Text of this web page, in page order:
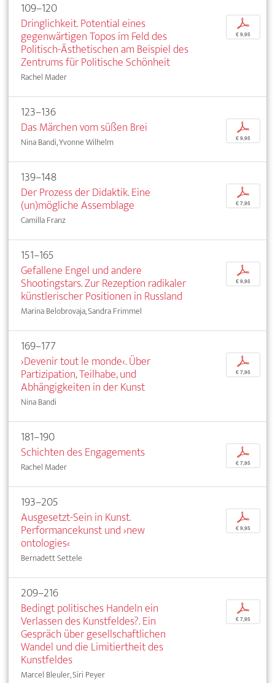
109–120
Dringlichkeit. Potential eines
gegenwärtigen Topos im Feld des
Politisch-Ästhetischen am Beispiel des
Zentrums für Politische Schönheit
Rachel Mader
p
€ 9,95
123–136
Das Märchen vom süßen Brei
Nina Bandi, Yvonne Wilhelm
p
€ 9,95
139–148
Der Prozess der Didaktik. Eine
(un)mögliche Assemblage
Camilla Franz
p
€ 7,95
151–165
Gefallene Engel und andere
Shootingstars. Zur Rezeption radikaler
künstlerischer Positionen in Russland
Marina Belobrovaja, Sandra Frimmel
p
€ 9,95
169–177
›Devenir tout le monde‹. Über
Partizipation, Teilhabe, und
Abhängigkeiten in der Kunst
Nina Bandi
p
€ 7,95
181–190
Schichten des Engagements
Rachel Mader
p
€ 7,95
193–205
Ausgesetzt-Sein in Kunst.
Performancekunst und ›new
ontologies‹
Bernadett Settele
p
€ 9,95
209–216
Bedingt politisches Handeln ein
Verlassen des Kunstfeldes?. Ein
Gespräch über gesellschaftlichen
Wandel und die Limitiertheit des
Kunstfeldes
Marcel Bleuler, Siri Peyer
p
€ 7,95